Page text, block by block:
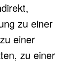
zu einer
einer
zu einer